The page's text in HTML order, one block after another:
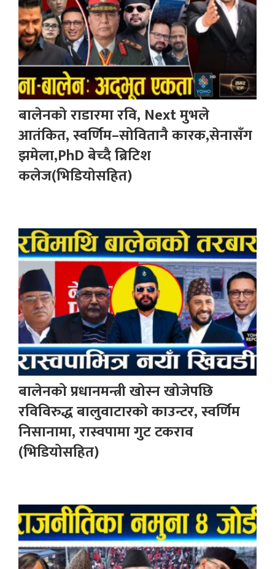
बालेनको राडारमा रवि, Next मुभले
आतंकित, स्वर्णिम–सोवितानै कारक,सेनासँग
झमेला,PhD बेच्दै ब्रिटिश
कलेज(भिडियोसहित)
बालेनको प्रधानमन्त्री खोस्न खोजेपछि
रविविरुद्ध बालुवाटारको काउन्टर, स्वर्णिम
निसानामा, रास्वपामा गुट टकराव
(भिडियोसहित)